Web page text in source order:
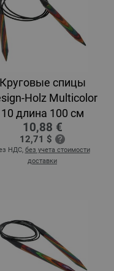
Круговые спицы
Holz Multicolor
10 длина 100 см
10,88 €
12,71 $
НДС, без учета стоимости
доставки